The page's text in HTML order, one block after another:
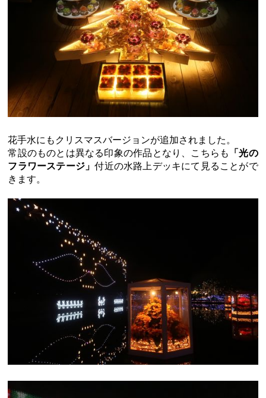
花手水にもクリスマスバージョンが追加されました。
常設のものとは異なる印象の作品となり、こちらも 「光の
フラワーステージ」付近の水路上デッキにて見ることがで
きます。